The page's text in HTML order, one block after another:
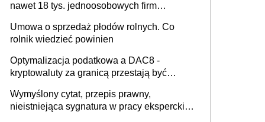
nawet 18 tys. jednoosobowych firm
Umowa o sprzedaż płodów rolnych. Co
rolnik wiedzieć powinien
Optymalizacja podatkowa a DAC8 -
kryptowaluty za granicą przestają być
Wymyślony cytat, przepis prawny,
nieistniejąca sygnatura w pracy eksperckiej -